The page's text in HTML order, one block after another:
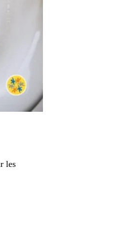
les